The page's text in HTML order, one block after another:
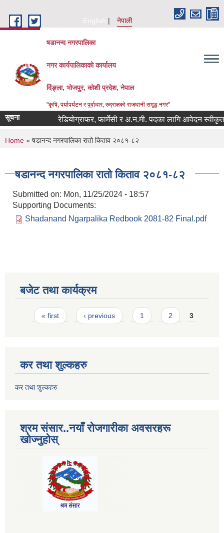
English
नेपाली
षडानन्द नगरपालिका
नगर कार्यपालिकाको कार्यालय
दिंङ्ला, भोजपुर, कोशी प्रदेश, नेपाल
"कृषि, पर्यापर्यटन र पूर्वाधार, रुद्राक्षको राजधानी समृद्ध नगर"
सूचना रेडियोग्राफर, फार्मेसी र अ.न.मी. पदका लागि आवेदन स्वीकृत
You are here
Home » षडानन्द नगरपालिका रातो किताव २०८१-८२
षडानन्द नगरपालिका रातो किताव २०८१-८२
Submitted on: Mon, 11/25/2024 - 18:57
Supporting Documents:
Shadanand Ngarpalika Redbook 2081-82 Final.pdf
बजेट तथा कार्यक्रम
Pages
« first ‹ previous 1 2 3
कर तथा शुल्कहरु
कर तथा शुल्कहरु
श्रम संसार..नयाँ रोजगारीका अवसरहरू
खोज्नुहोस्